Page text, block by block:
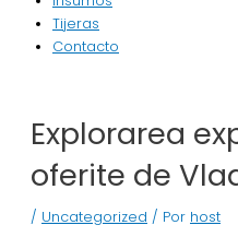
Tijeras
Contacto
Explorarea
oferite de
/ Uncategorized / Por host